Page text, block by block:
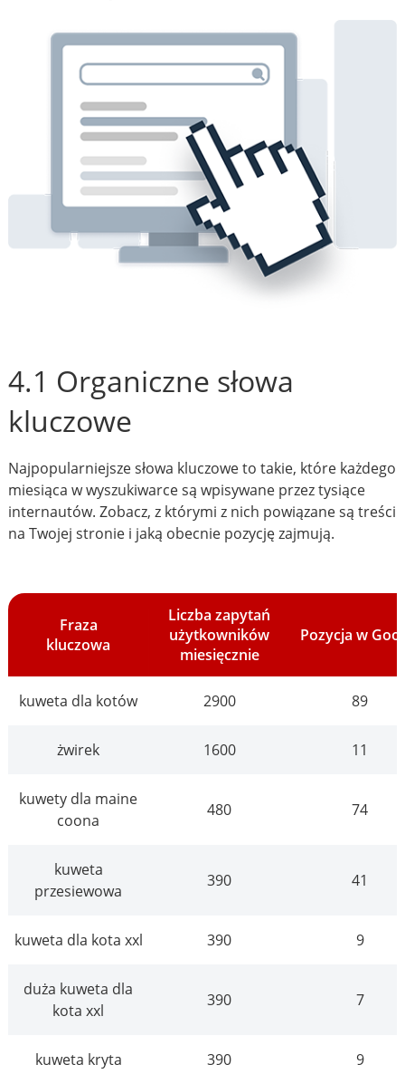
4.1 Organiczne słowa
kluczowe
Najpopularniejsze słowa kluczowe to takie, które każdego
miesiąca w wyszukiwarce są wpisywane przez tysiące
internautów. Zobacz, z którymi z nich powiązane są treści
na Twojej stronie i jaką obecnie pozycję zajmują.
Fraza
kluczowa
Liczba zapytań
użytkowników
miesięcznie
Pozycja w
kuweta dla kotów 2900 89
żwirek 1600 11
kuwety dla maine
coona
480 74
kuweta
przesiewowa
390 41
kuweta dla kota xxl 390 9
duża kuweta dla
kota xxl
390 7
kuweta kryta 390 9